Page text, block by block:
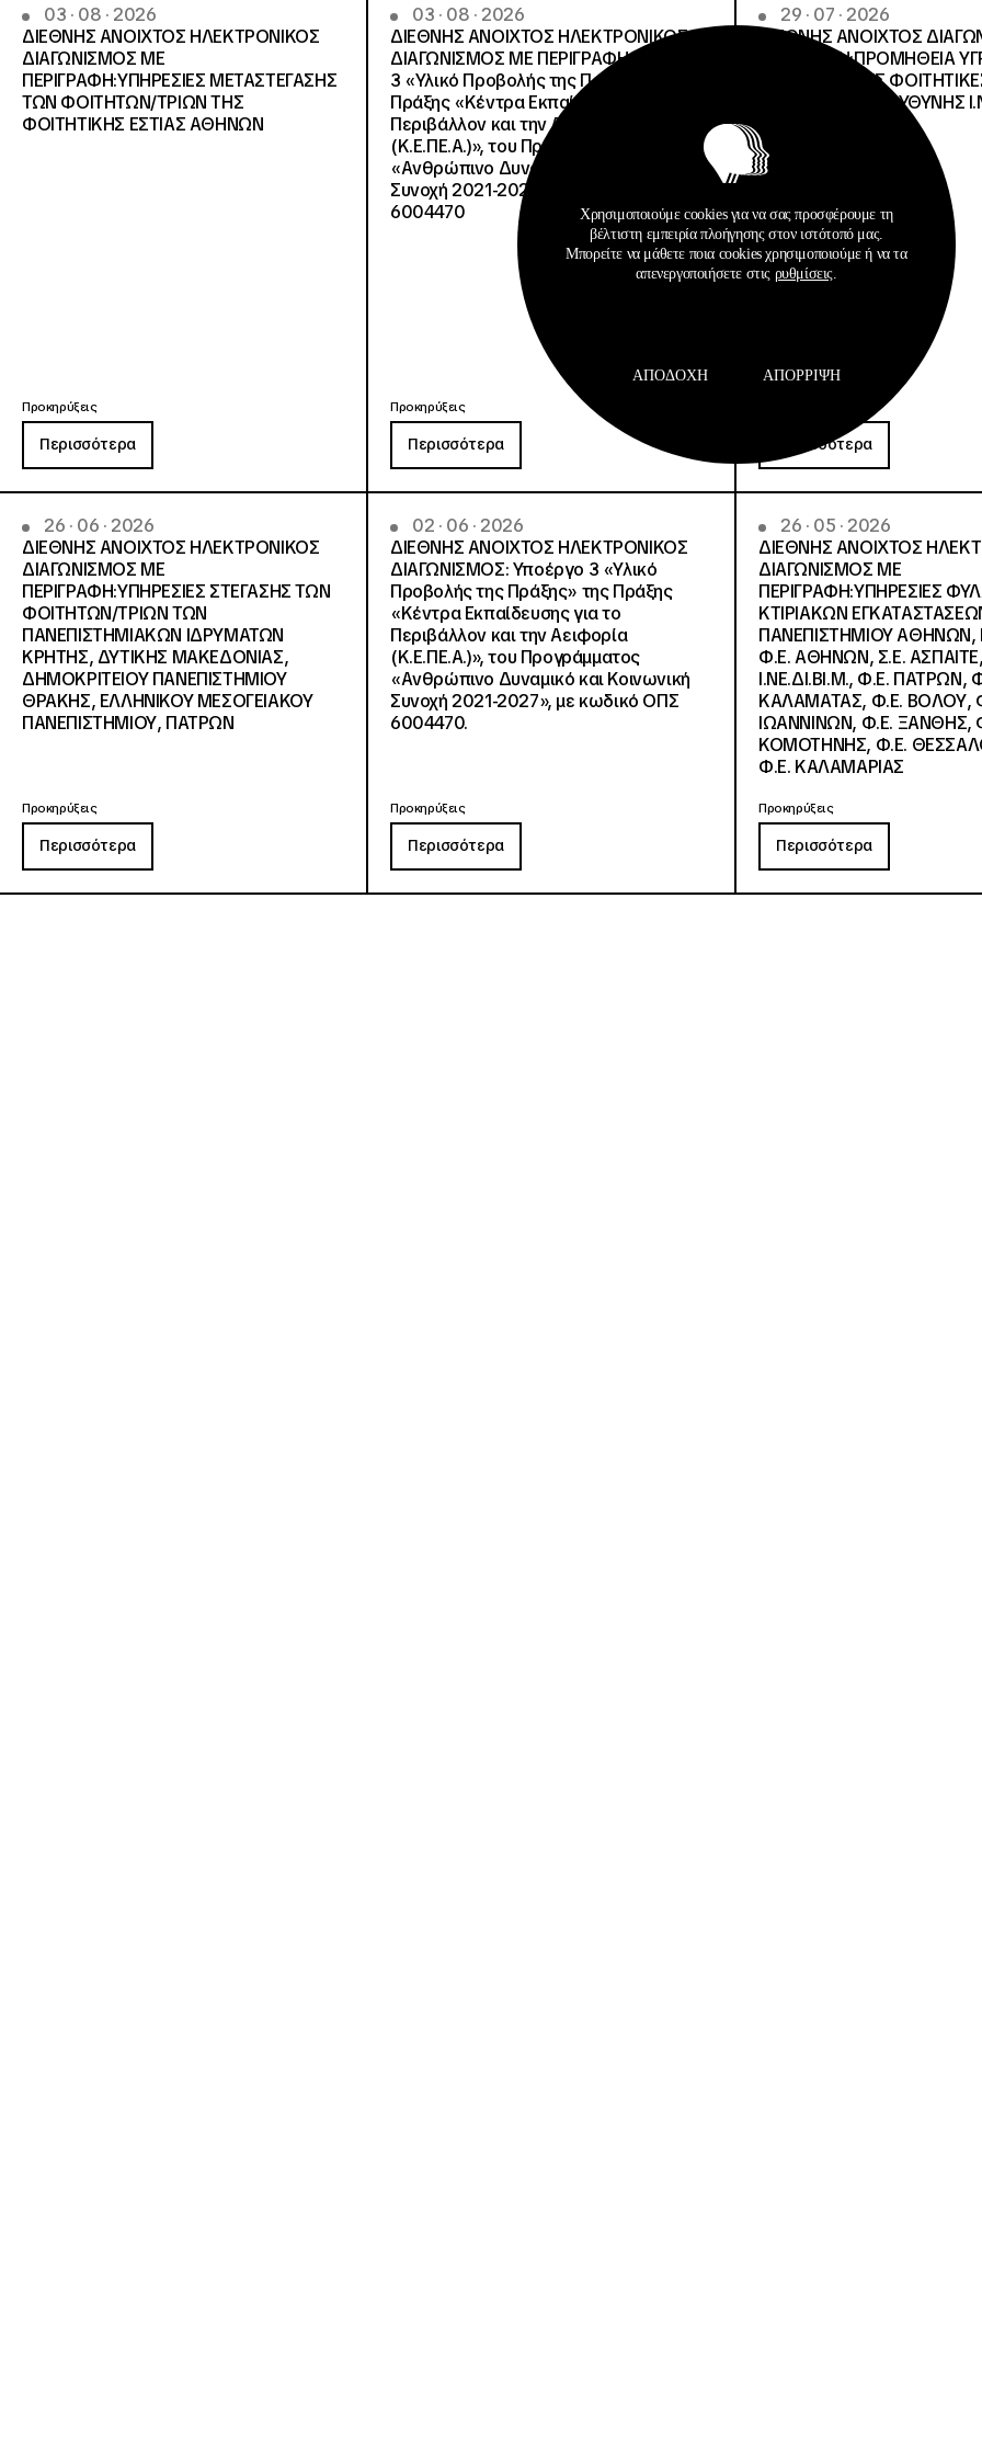
03 · 08 · 2026
ΔΙΕΘΝΗΣ ΑΝΟΙΧΤΟΣ ΗΛΕΚΤΡΟΝΙΚΟΣ
ΔΙΑΓΩΝΙΣΜΟΣ ΜΕ
ΠΕΡΙΓΡΑΦΗ:ΥΠΗΡΕΣΙΕΣ METAΣΤΕΓΑΣΗΣ
ΤΩΝ ΦΟΙΤΗΤΩΝ/ΤΡΙΩΝ ΤΗΣ
ΦΟΙΤΗΤΙΚΗΣ ΕΣΤΙΑΣ ΑΘΗΝΩΝ
Προκηρύξεις
Περισσότερα
03 · 08 · 2026
ΔΙΕΘΝΗΣ ΑΝΟΙΧΤΟΣ ΗΛΕΚΤΡΟΝΙΚΟΣ
ΔΙΑΓΩΝΙΣΜΟΣ ΜΕ ΠΕΡΙΓΡΑΦΗ:Υποέργο
3 «Υλικό Προβολής της Πράξης» της
Πράξης «Κέντρα Εκπαίδευσης για το
Περιβάλλον και την Αειφορία
(Κ.Ε.ΠΕ.Α.)», του Προγράμματος
«Ανθρώπινο Δυναμικό και Κοινωνική
Συνοχή 2021-2027», με κωδικό ΟΠΣ
6004470
Προκηρύξεις
Περισσότερα
29 · 07 · 2026
ΔΙΕΘΝΗΣ ΑΝΟΙΧΤΟΣ
ΠΕΡΙΓΡΑΦΗ:ΠΡΟΜΗΘΕΙΑ
ΚΑΥΣΙΜΩΝ ΣΤΙΣ
ΔΙΑΧΕΙΡΙΣΤΙΚΗΣ ΕΥΘΥΝΗΣ
Περισσότερα
26 · 06 · 2026
ΔΙΕΘΝΗΣ ΑΝΟΙΧΤΟΣ ΗΛΕΚΤΡΟΝΙΚΟΣ
ΔΙΑΓΩΝΙΣΜΟΣ ΜΕ
ΠΕΡΙΓΡΑΦΗ:ΥΠΗΡΕΣΙΕΣ ΣΤΕΓΑΣΗΣ ΤΩΝ
ΦΟΙΤΗΤΩΝ/ΤΡΙΩΝ ΤΩΝ
ΠΑΝΕΠΙΣΤΗΜΙΑΚΩΝ ΙΔΡΥΜΑΤΩΝ
KΡΗΤΗΣ, ΔΥΤΙΚΗΣ ΜΑΚΕΔΟΝΙΑΣ,
ΔΗΜΟΚΡΙΤΕΙΟΥ ΠΑΝΕΠΙΣΤΗΜΙΟΥ
ΘΡΑΚΗΣ, ΕΛΛΗΝΙΚΟΥ ΜΕΣΟΓΕΙΑΚΟΥ
ΠΑΝΕΠΙΣΤΗΜΙΟΥ, ΠΑΤΡΩΝ
Προκηρύξεις
Περισσότερα
02 · 06 · 2026
ΔΙΕΘΝΗΣ ΑΝΟΙΧΤΟΣ ΗΛΕΚΤΡΟΝΙΚΟΣ
ΔΙΑΓΩΝΙΣΜΟΣ: Υποέργο 3 «Υλικό
Προβολής της Πράξης» της Πράξης
«Κέντρα Εκπαίδευσης για το
Περιβάλλον και την Αειφορία
(Κ.Ε.ΠΕ.Α.)», του Προγράμματος
«Ανθρώπινο Δυναμικό και Κοινωνική
Συνοχή 2021-2027», με κωδικό ΟΠΣ
6004470.
Προκηρύξεις
Περισσότερα
26 · 05 · 2026
ΔΙΕΘΝΗΣ ΑΝΟΙΧΤΟΣ
ΔΙΑΓΩΝΙΣΜΟΣ ΜΕ
ΠΕΡΙΓΡΑΦΗ:ΥΠΗΡΕΣΙΕΣ
ΚΤΙΡΙΑΚΩΝ
ΠΑΝΕΠΙΣΤΗΜΙΟΥ ΑΘΗΝΩΝ,
Φ.Ε. ΑΘΗΝΩΝ, Σ.Ε.
Ι.ΝΕ.ΔΙ.ΒΙ.Μ., Φ.Ε. ΠΑΤΡΩΝ,
ΚΑΛΑΜΑΤΑΣ, Φ.Ε. ΒΟΛΟΥ,
ΙΩΑΝΝΙΝΩΝ, Φ.Ε. ΞΑΝΘΗΣ,
ΚΟΜΟΤΗΝΗΣ, Φ.Ε.
Φ.Ε. ΚΑΛΑΜΑΡΙΑΣ
Προκηρύξεις
Περισσότερα
Χρησιμοποιούμε cookies για να σας προσφέρουμε τη
βέλτιστη εμπειρία πλοήγησης στον ιστότοπό μας.
Μπορείτε να μάθετε ποια cookies χρησιμοποιούμε ή να τα
απενεργοποιήσετε στις ρυθμίσεις
ΑΠΟΔΟΧΉ ΑΠΌΡΡΙΨΗ